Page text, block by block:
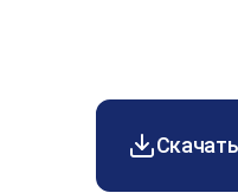
представляют собой